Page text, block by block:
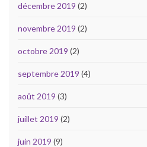
décembre 2019 (2)
novembre 2019 (2)
octobre 2019 (2)
septembre 2019 (4)
août 2019 (3)
juillet 2019 (2)
juin 2019 (9)